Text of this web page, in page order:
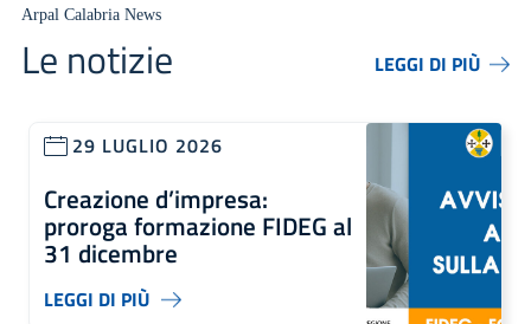
Arpal Calabria News
Le notizie LEGGI DI PIÙ
29 LUGLIO 2026
Creazione d’impresa:
proroga formazione FIDEG al
31 dicembre
LEGGI DI PIÙ